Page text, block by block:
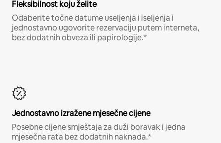
Fleksibilnost koju želite
Odaberite točne datume useljenja i iseljenja i
jednostavno ugovorite rezervaciju putem interneta,
bez dodatnih obveza ili papirologije.*
Jednostavno izražene mjesečne cijene
Posebne cijene smještaja za duži boravak i jedna
mjesečna rata bez dodatnih naknada.*